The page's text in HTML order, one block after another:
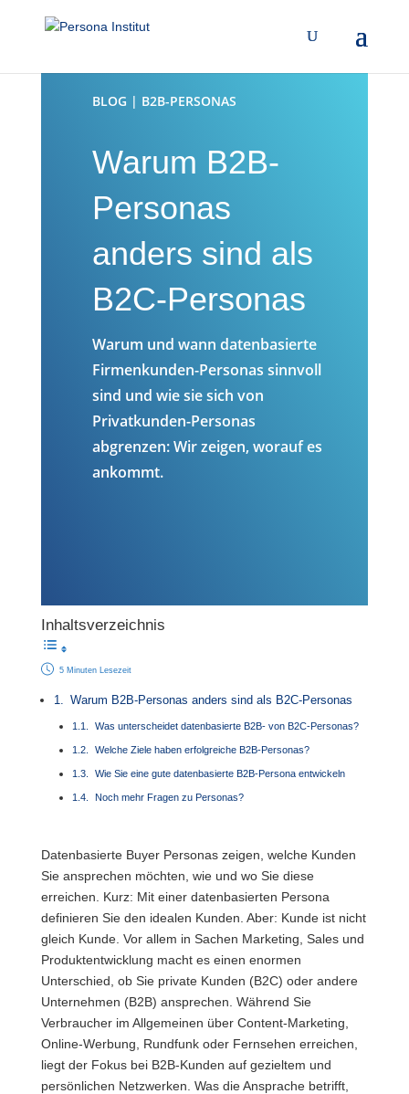
BLOG | B2B-PERSONAS
Warum B2B-
Personas
anders sind als
B2C-Personas
Warum und wann datenbasierte
Firmenkunden-Personas sinnvoll
sind und wie sie sich von
Privatkunden-Personas
abgrenzen: Wir zeigen, worauf es
ankommt.
Inhaltsverzeichnis
5 Minuten Lesezeit
Warum B2B-Personas anders sind als B2C-Personas
Was unterscheidet datenbasierte B2B- von B2C-Personas?
Welche Ziele haben erfolgreiche B2B-Personas?
Wie Sie eine gute datenbasierte B2B-Persona entwickeln
Noch mehr Fragen zu Personas?
Datenbasierte Buyer Personas zeigen, welche Kunden
Sie ansprechen möchten, wie und wo Sie diese
erreichen. Kurz: Mit einer datenbasierten Persona
definieren Sie den idealen Kunden. Aber: Kunde ist nicht
gleich Kunde. Vor allem in Sachen Marketing, Sales und
Produktentwicklung macht es einen enormen
Unterschied, ob Sie private Kunden (B2C) oder andere
Unternehmen (B2B) ansprechen. Während Sie
Verbraucher im Allgemeinen über Content-Marketing,
Online-Werbung, Rundfunk oder Fernsehen erreichen,
liegt der Fokus bei B2B-Kunden auf gezieltem und
persönlichen Netzwerken. Was die Ansprache betrifft,